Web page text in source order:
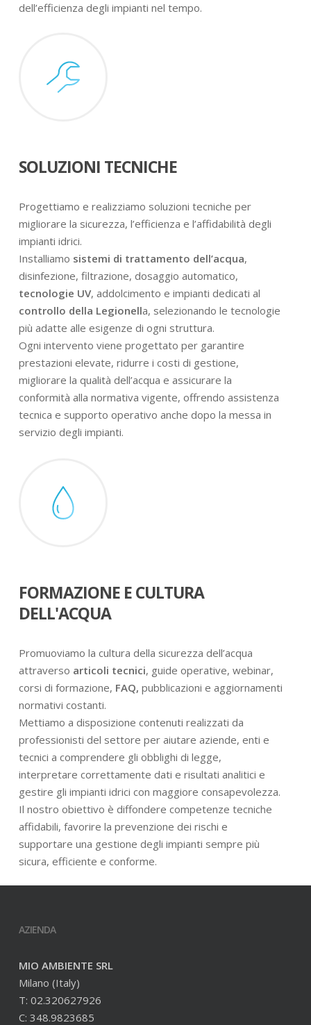
dell’efficienza degli impianti nel tempo.
SOLUZIONI TECNICHE
Progettiamo e realizziamo soluzioni tecniche per
migliorare la sicurezza, l’efficienza e l’affidabilità degli
impianti idrici.
Installiamo sistemi di trattamento dell’acqua,
disinfezione, filtrazione, dosaggio automatico,
tecnologie UV, addolcimento e impianti dedicati al
controllo della Legionella, selezionando le tecnologie
più adatte alle esigenze di ogni struttura.
Ogni intervento viene progettato per garantire
prestazioni elevate, ridurre i costi di gestione,
migliorare la qualità dell’acqua e assicurare la
conformità alla normativa vigente, offrendo assistenza
tecnica e supporto operativo anche dopo la messa in
servizio degli impianti.
FORMAZIONE E CULTURA
DELL'ACQUA
Promuoviamo la cultura della sicurezza dell’acqua
attraverso articoli tecnici, guide operative, webinar,
corsi di formazione, FAQ, pubblicazioni e aggiornamenti
normativi costanti.
Mettiamo a disposizione contenuti realizzati da
professionisti del settore per aiutare aziende, enti e
tecnici a comprendere gli obblighi di legge,
interpretare correttamente dati e risultati analitici e
gestire gli impianti idrici con maggiore consapevolezza.
Il nostro obiettivo è diffondere competenze tecniche
affidabili, favorire la prevenzione dei rischi e
supportare una gestione degli impianti sempre più
sicura, efficiente e conforme.
AZIENDA
MIO AMBIENTE SRL
Milano (Italy)
T: 02.320627926
C: 348.9823685